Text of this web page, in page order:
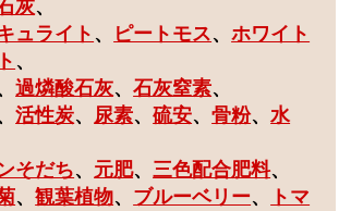
灰、
ュライト 、 ピートモス、ホワイト
、
過燐酸石灰、石灰窒素、
活性炭、 尿素、硫安、骨粉、 水
そだち、 元肥、 三色配合肥料、
、観葉植物、 ブルーベリー、
トマ